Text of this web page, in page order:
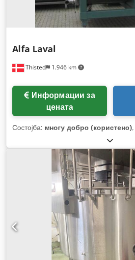
Thisted 1.946 km
Alfa Laval
цената
Состојба: многу добро (користено),